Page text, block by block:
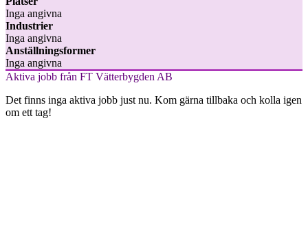
Inga angivna
Industrier
Inga angivna
Anställningsformer
Inga angivna
Aktiva jobb från FT Vätterbygden AB
Det finns inga aktiva jobb just nu. Kom gärna tillbaka och kolla igen
om ett tag!